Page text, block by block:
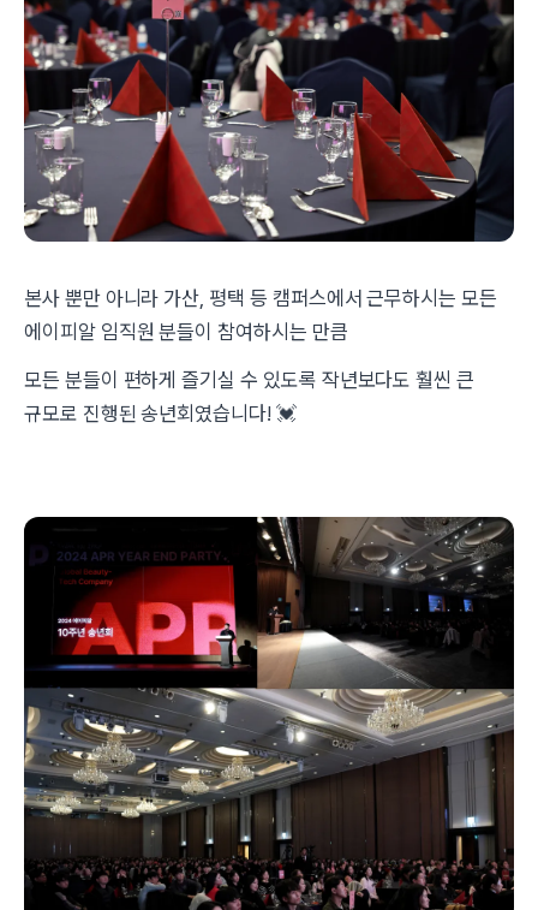
본사 뿐만 아니라 가산, 평택 등 캠퍼스에서 근무하시는 모든
에이피알 임직원 분들이 참여하시는 만큼
모든 분들이 편하게 즐기실 수 있도록 작년보다도 훨씬 큰
규모로 진행된 송년회였습니다! 💓